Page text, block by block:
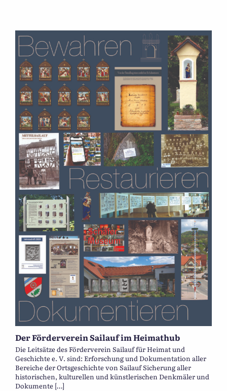
Der Förderverein Sailauf im Heimathub
Die Leitsätze des Förderverein Sailauf für Heimat und
Geschichte e. V. sind: Erforschung und Dokumentation aller
Bereiche der Ortsgeschichte von Sailauf Sicherung aller
historischen, kulturellen und künstlerischen Denkmäler und
Dokumente […]